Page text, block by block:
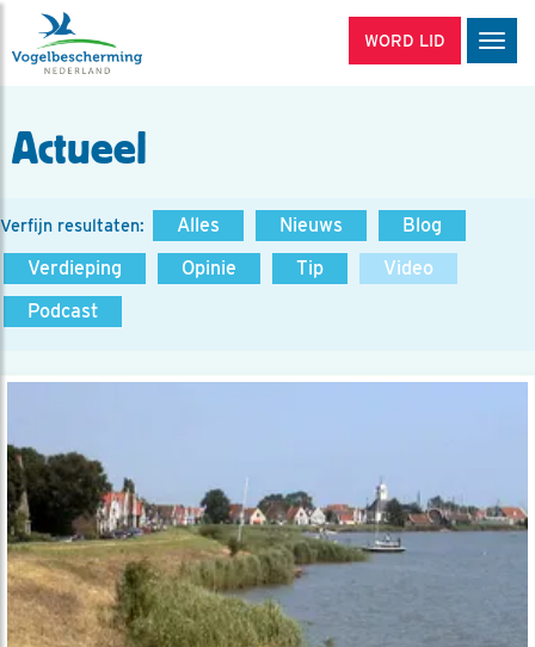
WORD LID
Actueel
Verfijn resultaten: Alles Nieuws
Blog
Verdieping
Opinie Tip
Video
Podcast